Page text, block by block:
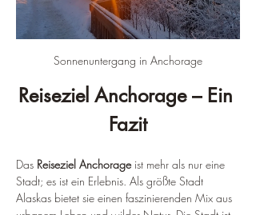
Sonnenuntergang in Anchorage
Reiseziel Anchorage – Ein
Fazit
Das Reiseziel Anchorage ist mehr als nur eine
Stadt; es ist ein Erlebnis. Als größte Stadt
Alaskas bietet sie einen faszinierenden Mix aus